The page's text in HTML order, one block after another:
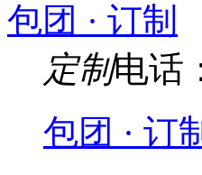
包团 · 订制
定制电话
包团 · 订